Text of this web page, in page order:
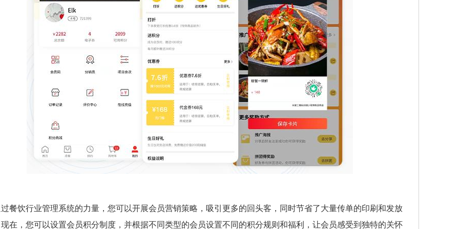
餐饮行业管理系统的力量，您可以开展会员营销策略，吸引更多的回头客，同时节省了大量传单的印刷和发放
在，您可以设置会员积分制度，并根据不同类型的会员设置不同的积分规则和福利，让会员感受到独特的关怀